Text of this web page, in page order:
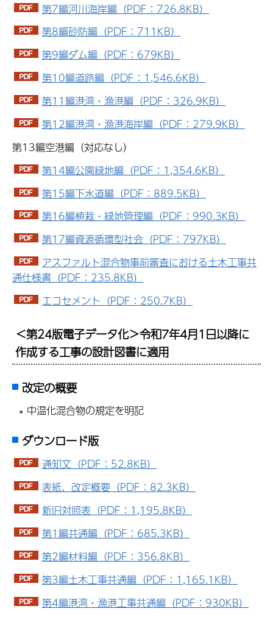
第7編河川海岸編（PDF：726.8KB）
第8編砂防編（PDF：711KB）
第9編ダム編（PDF：679KB）
第10編道路編（PDF：1,546.6KB）
第11編港湾・漁港編（PDF：326.9KB）
第12編港湾・漁港海岸編（PDF：279.9KB）
第13編空港編（対応なし）
第14編公園緑地編（PDF：1,354.6KB）
第15編下水道編（PDF：889.5KB）
第16編植栽・緑地管理編（PDF：990.3KB）
第17編資源循環型社会（PDF：797KB）
アスファルト混合物事前審査における土木工事共
通仕様書（PDF：235.8KB）
エコセメント（PDF：250.7KB）
＜第24版電子データ化＞令和7年4月1日以降に
作成する工事の設計図書に適用
改定の概要
中温化混合物の規定を明記
ダウンロード版
通知文（PDF：52.8KB）
表紙、改定概要（PDF：82.3KB）
新旧対照表（PDF：1,195.8KB）
第1編共通編（PDF：685.3KB）
第2編材料編（PDF：356.8KB）
第3編土木工事共通編（PDF：1,165.1KB）
第4編港湾・漁港工事共通編（PDF：930KB）